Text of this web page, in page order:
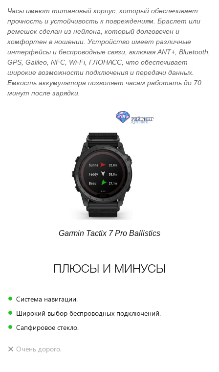
Часы имеют титановый корпус, который обеспечивает
прочность и устойчивость к повреждениям. Браслет или
ремешок сделан из нейлона, который долговечен и
комфортен в ношении. Устройство имеет различные
интерфейсы и беспроводные связи, включая ANT+, Bluetooth,
GPS, Galileo, NFC, Wi-Fi, ГЛОНАСC, что обеспечивает
широкие возможности подключения и передачи данных.
Емкость аккумулятора позволяет часам работать до 70
минут после зарядки.
Garmin Tactix 7 Pro Ballistics
ПЛЮСЫ И МИНУСЫ
Система навигации.
Широкий выбор беспроводных подключений.
Сапфировое стекло.
Очень дорого.